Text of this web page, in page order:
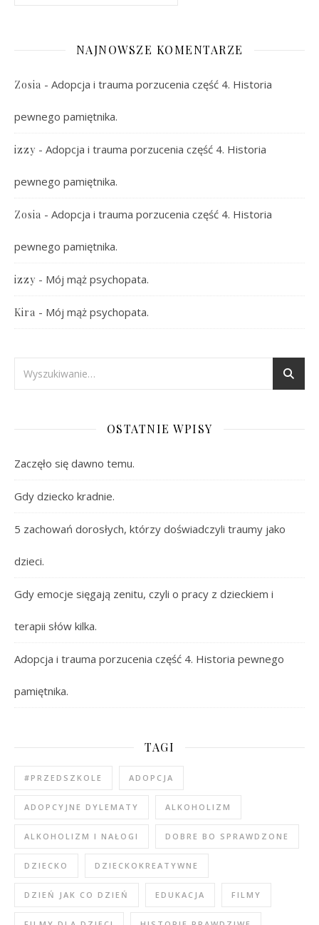
NAJNOWSZE KOMENTARZE
Zosia - Adopcja i trauma porzucenia część 4. Historia
pewnego pamiętnika.
izzy - Adopcja i trauma porzucenia część 4. Historia
pewnego pamiętnika.
Zosia - Adopcja i trauma porzucenia część 4. Historia
pewnego pamiętnika.
izzy - Mój mąż psychopata.
Kira - Mój mąż psychopata.
OSTATNIE WPISY
Zaczęło się dawno temu.
Gdy dziecko kradnie.
5 zachowań dorosłych, którzy doświadczyli traumy jako
dzieci.
Gdy emocje sięgają zenitu, czyli o pracy z dzieckiem i
terapii słów kilka.
Adopcja i trauma porzucenia część 4. Historia pewnego
pamiętnika.
TAGI
#PRZEDSZKOLE ADOPCJA
ADOPCYJNE DYLEMATY ALKOHOLIZM
ALKOHOLIZM I NAŁOGI DOBRE BO SPRAWDZONE
DZIECKO DZIECKOKREATYWNE
DZIEŃ JAK CO DZIEŃ EDUKACJA FILMY